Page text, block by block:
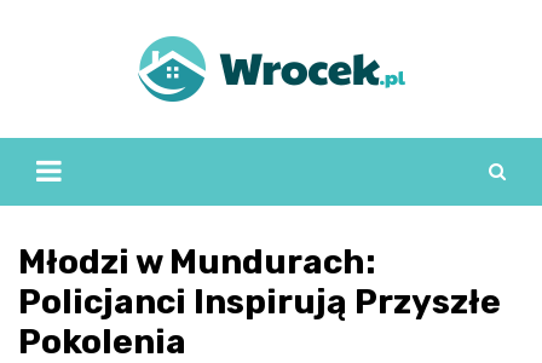
Młodzi w Mundurach:
Policjanci Inspirują Przyszłe
Pokolenia